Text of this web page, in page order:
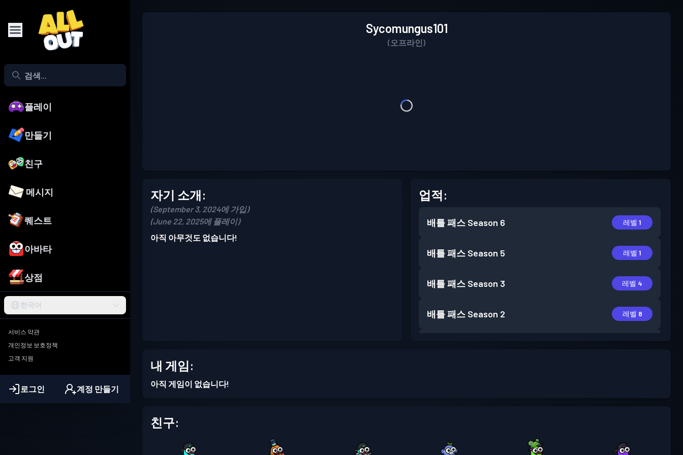
플레이
만들기
친구
메시지
퀘스트
아바타
상점
한국어
서비스 약관
개인정보 보호정책
고객 지원
로그인 계정 만들기
Sycomungus101
(오프라인)
자기 소개:
(September 3, 2024에 가입)
(June 22, 2025에 플레이)
아직 아무것도 없습니다!
업적:
배틀 패스 Season 6 레벨 1
배틀 패스 Season 5 레벨 1
배틀 패스 Season 3 레벨 4
배틀 패스 Season 2 레벨 8
내 게임:
아직 게임이 없습니다!
친구: